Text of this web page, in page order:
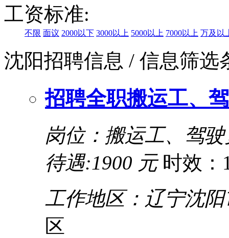
工资标准:
不限 面议 2000以下 3000以上 5000以上 7000以上 万及以
沈阳招聘信息 / 信息筛选
招聘全职搬运工、
岗位：搬运工、驾驶
待遇:1900 元时效：
工作地区：辽宁沈
区